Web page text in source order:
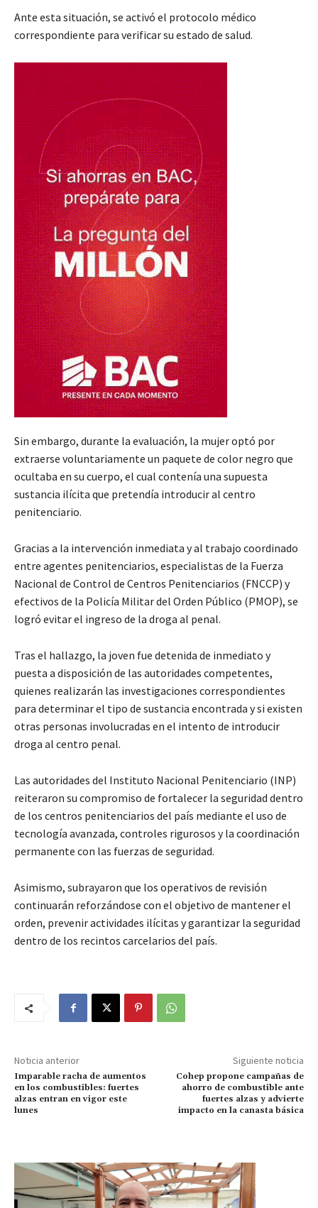
Ante esta situación, se activó el protocolo médico
correspondiente para verificar su estado de salud.
Sin embargo, durante la evaluación, la mujer optó por
extraerse voluntariamente un paquete de color negro que
ocultaba en su cuerpo, el cual contenía una supuesta
sustancia ilícita que pretendía introducir al centro
penitenciario.
Gracias a la intervención inmediata y al trabajo coordinado
entre agentes penitenciarios, especialistas de la Fuerza
Nacional de Control de Centros Penitenciarios (FNCCP) y
efectivos de la Policía Militar del Orden Público (PMOP), se
logró evitar el ingreso de la droga al penal.
Tras el hallazgo, la joven fue detenida de inmediato y
puesta a disposición de las autoridades competentes,
quienes realizarán las investigaciones correspondientes
para determinar el tipo de sustancia encontrada y si existen
otras personas involucradas en el intento de introducir
droga al centro penal.
Las autoridades del Instituto Nacional Penitenciario (INP)
reiteraron su compromiso de fortalecer la seguridad dentro
de los centros penitenciarios del país mediante el uso de
tecnología avanzada, controles rigurosos y la coordinación
permanente con las fuerzas de seguridad.
Asimismo, subrayaron que los operativos de revisión
continuarán reforzándose con el objetivo de mantener el
orden, prevenir actividades ilícitas y garantizar la seguridad
dentro de los recintos carcelarios del país.
Noticia anterior
Imparable racha de aumentos
en los combustibles: fuertes
alzas entran en vigor este
lunes
Siguiente noticia
Cohep propone campañas de
ahorro de combustible ante
fuertes alzas y advierte
impacto en la canasta básica